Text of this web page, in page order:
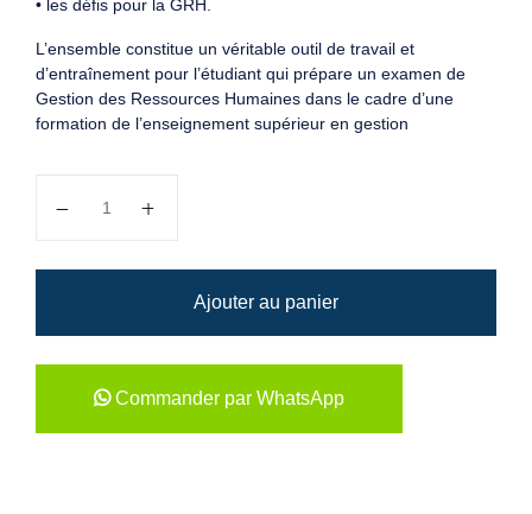
• les défis pour la GRH.
L’ensemble constitue un véritable outil de travail et
d’entraînement pour l’étudiant qui prépare un examen de
Gestion des Ressources Humaines dans le cadre d’une
formation de l’enseignement supérieur en gestion
Ajouter au panier
Commander par WhatsApp